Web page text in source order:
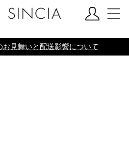
見舞いと配送影響について